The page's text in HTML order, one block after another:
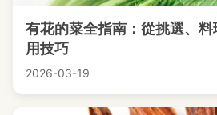
有花的菜全指南：從挑選、
用技巧
2026-03-19